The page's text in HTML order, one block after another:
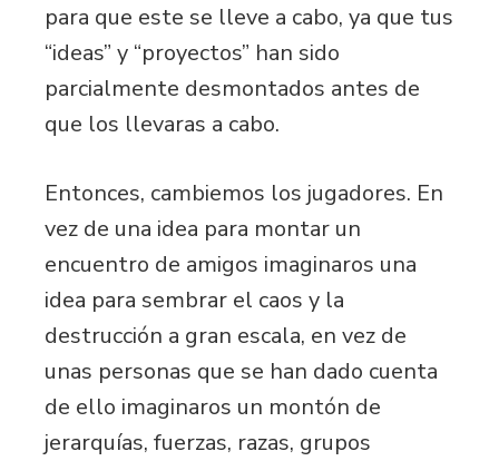
para que este se lleve a cabo, ya que tus
“ideas” y “proyectos” han sido
parcialmente desmontados antes de
que los llevaras a cabo.
Entonces, cambiemos los jugadores. En
vez de una idea para montar un
encuentro de amigos imaginaros una
idea para sembrar el caos y la
destrucción a gran escala, en vez de
unas personas que se han dado cuenta
de ello imaginaros un montón de
jerarquías, fuerzas, razas, grupos